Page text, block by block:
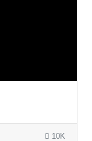
10K